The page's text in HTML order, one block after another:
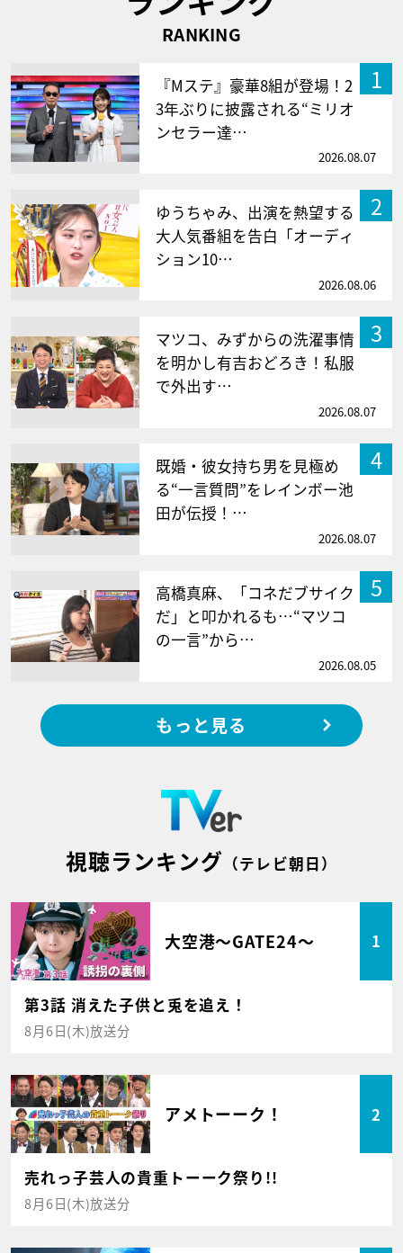
RANKING
1
『Mステ』豪華8組が登場！2
3年ぶりに披露される“ミリオ
ンセラー達…
2026.08.07
2
ゆうちゃみ、出演を熱望する
大人気番組を告白「オーディ
ション10…
2026.08.06
3
マツコ、みずからの洗濯事情
を明かし有吉おどろき！私服
で外出す…
2026.08.07
4
既婚・彼女持ち男を見極め
る“一言質問”をレインボー池
田が伝授！…
2026.08.07
5
高橋真麻、「コネだブサイク
だ」と叩かれるも…“マツコ
の一言”から…
2026.08.05
もっと見る
視聴ランキング （テレビ朝日）
大空港～GATE24～ 1
第3話 消えた子供と兎を追え！
8月6日(木)放送分
アメトーーク！ 2
売れっ子芸人の貴重トーーク祭り!!
8月6日(木)放送分